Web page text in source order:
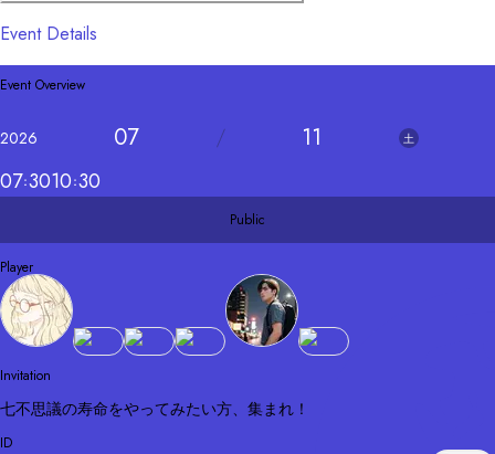
Event Details
Event Overview
2026 07 11 土
07 3010 30
Public
Player
Invitation
七不思議の寿命をやってみたい方、集まれ！
ID